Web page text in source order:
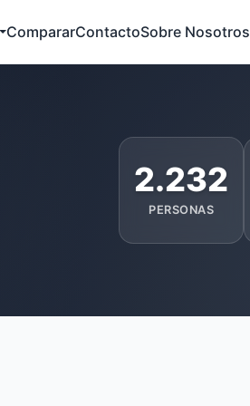
CompararContactoSobre Nosotros
2.232
PERSONAS